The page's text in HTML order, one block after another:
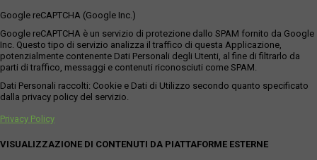
Google reCAPTCHA (Google Inc.)
Google reCAPTCHA è un servizio di protezione dallo SPAM fornito da Google
Inc. Questo tipo di servizio analizza il traffico di questa Applicazione,
potenzialmente contenente Dati Personali degli Utenti, al fine di filtrarlo da
parti di traffico, messaggi e contenuti riconosciuti come SPAM.
Dati Personali raccolti: Cookie e Dati di Utilizzo secondo quanto specificato
dalla privacy policy del servizio.
Privacy Policy
VISUALIZZAZIONE DI CONTENUTI DA PIATTAFORME ESTERNE